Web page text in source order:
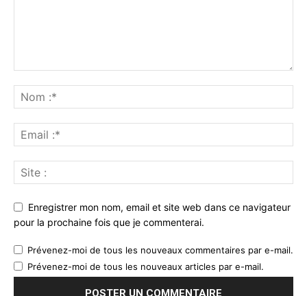
Enregistrer mon nom, email et site web dans ce navigateur
pour la prochaine fois que je commenterai.
Prévenez-moi de tous les nouveaux commentaires par e-mail.
Prévenez-moi de tous les nouveaux articles par e-mail.